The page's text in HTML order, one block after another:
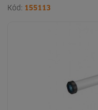
Kód: 155113